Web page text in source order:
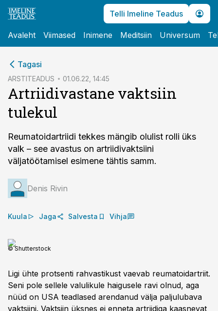
Telli Imeline Teadus
Avaleht Viimased Inimene Meditsiin Universum
Tagasi
ARSTITEADUS 01.06.22, 14:45
Artriidivastane vaktsiin
tulekul
Reumatoidartriidi tekkes mängib olulist rolli üks
valk – see avastus on artriidivaktsiini
väljatöötamisel esimene tähtis samm.
Denis Rivin
Kuula Jaga Salvesta Vihja
© Shutterstock
Ligi ühte protsenti rahvastikust vaevab reumatoidartriit.
Seni pole sellele valulikule haigusele ravi olnud, aga
nüüd on USA teadlased arendanud välja paljulubava
vaktsiini. Vaktsiin üksnes ei enneta artriidiga kaasnevat